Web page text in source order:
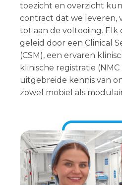
toezicht en overzicht
contract dat we leveren,
tot aan de voltooiing.
geleid door een Clinical
(CSM), een ervaren
klinische registratie (NMC
uitgebreide kennis van
zowel mobiel als